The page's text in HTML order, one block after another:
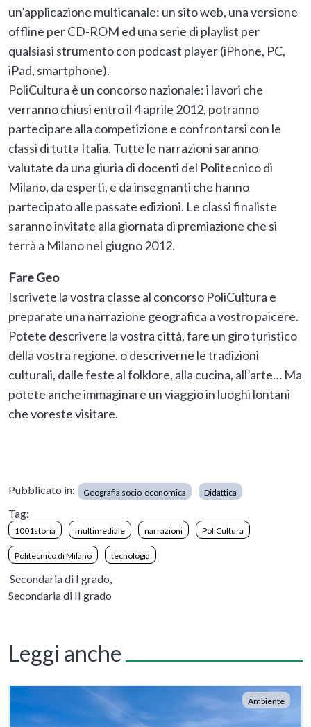
un’applicazione multicanale: un sito web, una versione
offline per CD-ROM ed una serie di playlist per
qualsiasi strumento con podcast player (iPhone, PC,
iPad, smartphone).
PoliCultura è un concorso nazionale: i lavori che
verranno chiusi entro il 4 aprile 2012, potranno
partecipare alla competizione e confrontarsi con le
classi di tutta Italia. Tutte le narrazioni saranno
valutate da una giuria di docenti del Politecnico di
Milano, da esperti, e da insegnanti che hanno
partecipato alle passate edizioni. Le classi finaliste
saranno invitate alla giornata di premiazione che si
terrà a Milano nel giugno 2012.
Fare Geo
Iscrivete la vostra classe al concorso PoliCultura e
preparate una narrazione geografica a vostro paicere.
Potete descrivere la vostra città, fare un giro turistico
della vostra regione, o descriverne le tradizioni
culturali, dalle feste al folklore, alla cucina, all’arte… Ma
potete anche immaginare un viaggio in luoghi lontani
che voreste visitare.
Pubblicato in: Geografia socio-economica Didattica
Tag:
1001storia multimediale narrazioni PoliCultura
Politecnico di Milano tecnologia
Secondaria di I grado,
Secondaria di II grado
Leggi anche
Ambiente